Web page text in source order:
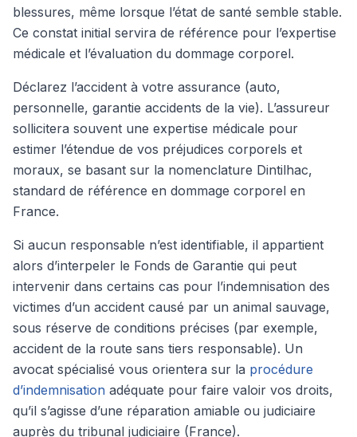
blessures, même lorsque l’état de santé semble stable.
Ce constat initial servira de référence pour l’expertise
médicale et l’évaluation du dommage corporel.
Déclarez l’accident à votre assurance (auto,
personnelle, garantie accidents de la vie). L’assureur
sollicitera souvent une expertise médicale pour
estimer l’étendue de vos préjudices corporels et
moraux, se basant sur la nomenclature Dintilhac,
standard de référence en dommage corporel en
France.
Si aucun responsable n’est identifiable, il appartient
alors d’interpeler le Fonds de Garantie qui peut
intervenir dans certains cas pour l’indemnisation des
victimes d’un accident causé par un animal sauvage,
sous réserve de conditions précises (par exemple,
accident de la route sans tiers responsable). Un
avocat spécialisé vous orientera sur la procédure
d’indemnisation adéquate pour faire valoir vos droits,
qu’il s’agisse d’une réparation amiable ou judiciaire
auprès du tribunal judiciaire (France).